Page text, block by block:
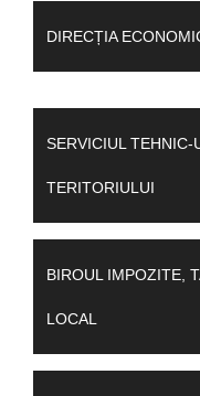
DIRECȚIA
SERVICIUL TEHNIC-
TERITORIULUI
BIROUL IMPOZITE,
LOCAL